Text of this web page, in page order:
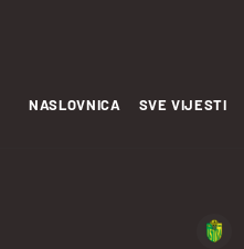
NASLOVNICA SVE VIJESTI